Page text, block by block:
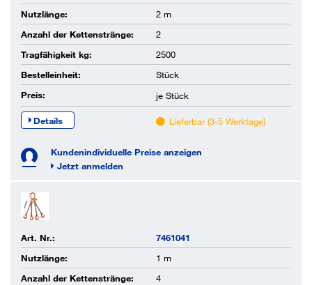
Nutzlänge:
2 m
Anzahl der Kettenstränge:
2
Tragfähigkeit kg:
2500
Bestelleinheit:
Stück
Preis:
je Stück
Details Lieferbar (3-5 Werktage)
Kundenindividuelle Preise anzeigen
Jetzt anmelden
Art. Nr.:
7461041
Nutzlänge:
1 m
Anzahl der Kettenstränge:
4